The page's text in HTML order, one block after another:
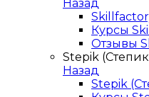
Назад
Курсы
Отзывы
Stepik
Назад
Stepik